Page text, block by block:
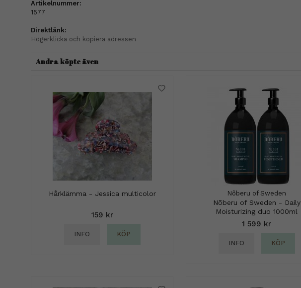
Artikelnummer:
1577
Direktlänk:
Högerklicka och kopiera adressen
Andra köpte även
Hårklämma - Jessica multicolor
159 kr
INFO KÖP
Nõberu of Sweden
Nõberu of Sweden - Daily
Moisturizing duo 1000ml
1 599 kr
INFO KÖP